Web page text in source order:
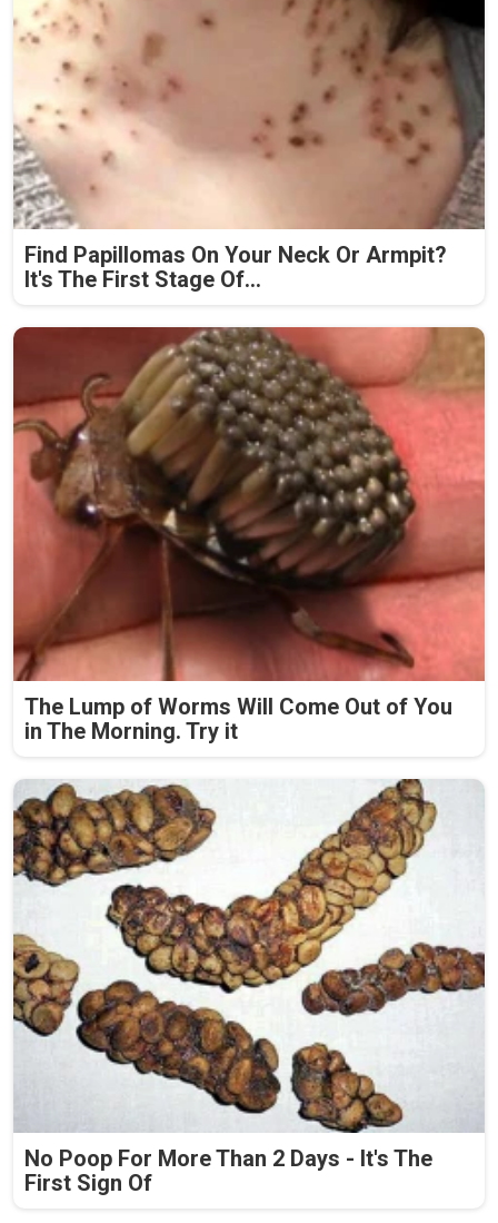
Find Papillomas On Your Neck Or Armpit?
It's The First Stage Of...
The Lump of Worms Will Come Out of You
in The Morning. Try it
No Poop For More Than 2 Days - It's The
First Sign Of